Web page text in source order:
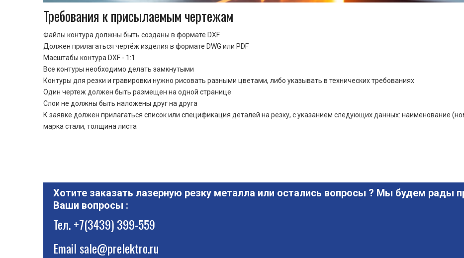
Требования к присылаемым чертежам
Файлы контура должны быть созданы в формате DXF
Должен прилагаться чертёж изделия в формате DWG или PDF
Масштабы контура DXF - 1:1
Все контуры необходимо делать замкнутыми
Контуры для резки и гравировки нужно рисовать разными цветами, либо указывать в технических требованиях
Один чертеж должен быть размещен на одной странице
Cлои не должны быть наложены друг на друга
К заявке должен прилагаться список или спецификация деталей на резку, с указанием следующих данных: наименование
марка стали, толщина листа
Хотите заказать лазерную резку металла или остались вопросы ? Мы будем рады
Ваши вопросы :
Тел.+7(3439) 399-559
Emailsale@prelektro.ru